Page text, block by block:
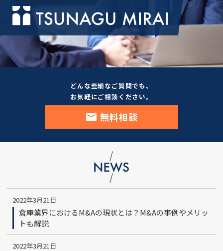
どんな些細なご質問でも、
お気軽にご相談ください。
無料相談
倉庫業界におけるM&Aの現状とは？M&Aの事例やメリッ
トも解説
2022年3月21日
2022年3月21日